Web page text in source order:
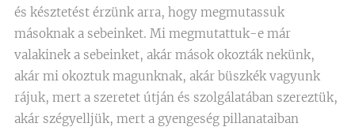
és késztetést érzünk arra, hogy megmutassuk
másoknak a sebeinket. Mi megmutattuk-e már
valakinek a sebeinket, akár mások okozták nekünk,
akár mi okoztuk magunknak, akár büszkék vagyunk
rájuk, mert a szeretet útján és szolgálatában szereztük,
akár szégyelljük, mert a gyengeség pillanataiban